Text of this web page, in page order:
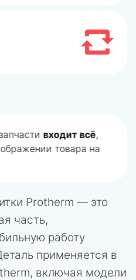
входит всё,
товара на
Protherm — это
часть,
работу
применяется в
включая модели